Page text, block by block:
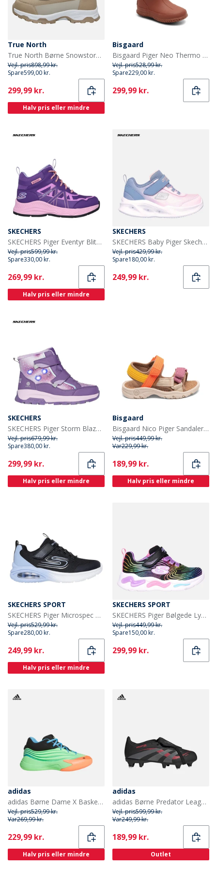
True North
True North Børne Snowstorm Sko Sand
Vejl. pris898,99 kr.
Spare599,00 kr.
Current
299,99 kr.
Halv pris eller mindre
Bisgaard
Bisgaard Piger Neo Thermo Gummistøvler Gammel Rose
Vejl. pris528,99 kr.
Spare229,00 kr.
Current
299,99 kr.
SKECHERS
SKECHERS Piger Eventyr Blitz Sjov Forfølgelse Vandtætte Sko Purple Light Blue
Vejl. pris599,99 kr.
Spare330,00 kr.
Current
269,99 kr.
Halv pris eller mindre
SKECHERS
SKECHERS Baby Piger Skechers Sola Glow Ombre Deluxe sneakers Grå
Vejl. pris429,99 kr.
Spare180,00 kr.
Current
249,99 kr.
SKECHERS
SKECHERS Piger Storm Blazer Vandtætte Sko Lilla
Vejl. pris679,99 kr.
Spare380,00 kr.
Current
299,99 kr.
Halv pris eller mindre
Bisgaard
Bisgaard Nico Piger Sandaler Neon Pink
Vejl. pris449,99 kr.
Var229,99 kr.
Current
189,99 kr.
Halv pris eller mindre
SKECHERS SPORT
SKECHERS Piger Microspec Max Advance Fly 3. 0 Sneakers Sort
Vejl. pris529,99 kr.
Spare280,00 kr.
Current
249,99 kr.
Halv pris eller mindre
SKECHERS SPORT
SKECHERS Piger Bølgede Lys Sneakers Sort
Vejl. pris449,99 kr.
Spare150,00 kr.
Current
299,99 kr.
adidas
adidas Børne Dame X Basketballsko Lime Burgundy/Signal Coral/Blue Burst
Vejl. pris529,99 kr.
Var269,99 kr.
Current
229,99 kr.
Halv pris eller mindre
adidas
adidas Børne Predator League Tunge SG Blød Bund Fodboldstøvler Core Black/Grey Four/Lucid Red
Vejl. pris599,99 kr.
Var249,99 kr.
Current
189,99 kr.
Outlet